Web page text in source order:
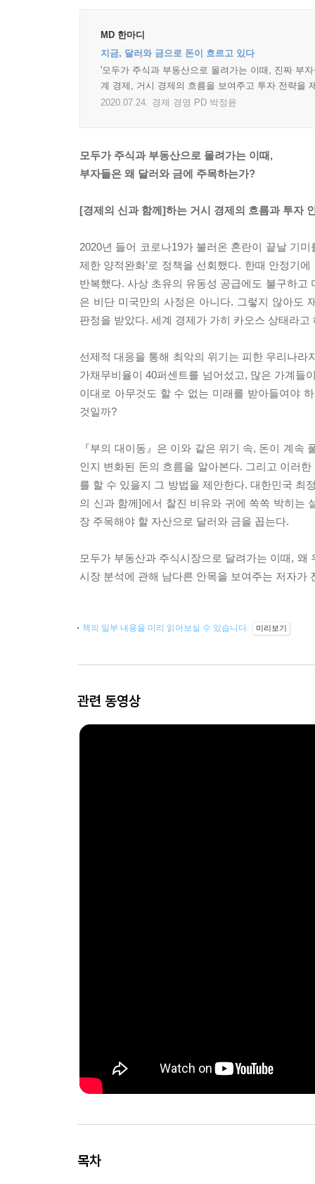
MD 한마디
지금, 달러와 금으로 돈이 흐르고 있다
'모두가 주식과 부동산으로 몰려가는 이때, 진짜 부
계 경제, 거시 경제의 흐름을 보여주고 투자 전략을
2020.07.24. 경제 경영 PD 박정윤
모두가 주식과 부동산으로 몰려가는 이때,
부자들은 왜 달러와 금에 주목하는가?
[경제의 신과 함께]하는 거시 경제의 흐름과 투자
2020년 들어 코로나19가 불러온 혼란이 끝날 기
제한 양적완화’로 정책을 선회했다. 한때 안정기
반복했다. 사상 초유의 유동성 공급에도 불구하
은 비단 미국만의 사정은 아니다. 그렇지 않아도
판정을 받았다. 세계 경제가 가히 카오스 상태라고
선제적 대응을 통해 최악의 위기는 피한 우리나
가채무비율이 40퍼센트를 넘어섰고, 많은 가계들
이대로 아무것도 할 수 없는 미래를 받아들여야
것일까?
『부의 대이동』은 이와 같은 위기 속, 돈이 계
인지 변화된 돈의 흐름을 알아본다. 그리고 이러
를 할 수 있을지 그 방법을 제안한다. 대한민국 최
의 신과 함께]에서 찰진 비유와 귀에 쏙쏙 박히는
장 주목해야 할 자산으로 달러와 금을 꼽는다.
모두가 부동산과 주식시장으로 달려가는 이때,
시장 분석에 관해 남다른 안목을 보여주는 저자가
책의 일부 내용을 미리 읽어보실 수 있습니다. 미리보기
관련 동영상
목차